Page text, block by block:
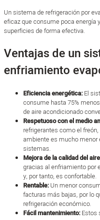
Un sistema de refrigeración por
eficaz que consume poca energía
superficies de forma efectiva.
Ventajas de un
enfriamiento
Eficiencia energética:El
consume hasta 75%
de aire acondicionado
Respetuoso con el medio
refrigerantes como el
ambiente es mucho menor
sistemas.
Mejora de la calidad del
gracias al enfriamiento por
y, por tanto, es confortable.
Rentable:Un menor
facturas más bajas, por lo
refrigeración económico.
Fácil mantenimiento:Estos